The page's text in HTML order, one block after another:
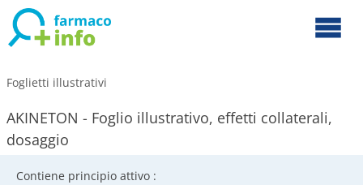
Foglietti illustrativi
AKINETON - Foglio illustrativo, effetti collaterali,
dosaggio
Contiene principio attivo :